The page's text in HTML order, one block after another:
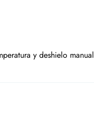
y deshielo manual